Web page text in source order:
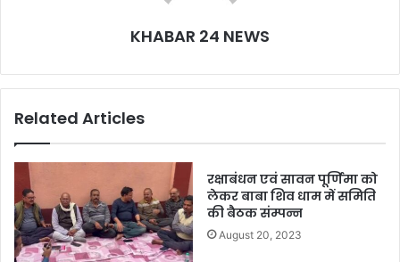
KHABAR 24 NEWS
Related Articles
रक्षाबंधन एवं सावन पूर्णिमा को
लेकर बाबा शिव धाम में समिति
की बैठक संम्पन्न
August 20, 2023